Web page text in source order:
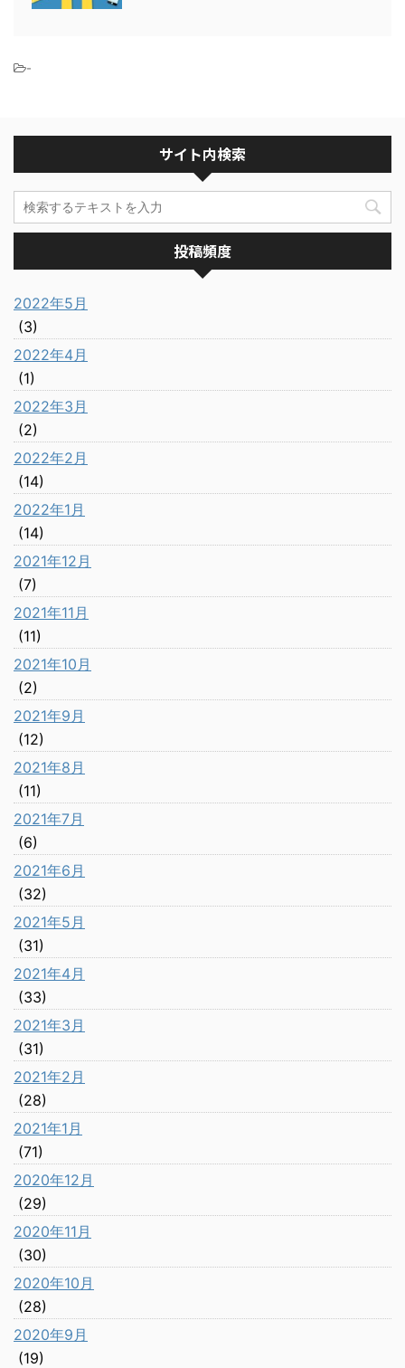
-
サイト内検索
投稿頻度
2022年5月
(3)
2022年4月
(1)
2022年3月
(2)
2022年2月
(14)
2022年1月
(14)
2021年12月
(7)
2021年11月
(11)
2021年10月
(2)
2021年9月
(12)
2021年8月
(11)
2021年7月
(6)
2021年6月
(32)
2021年5月
(31)
2021年4月
(33)
2021年3月
(31)
2021年2月
(28)
2021年1月
(71)
2020年12月
(29)
2020年11月
(30)
2020年10月
(28)
2020年9月
(19)